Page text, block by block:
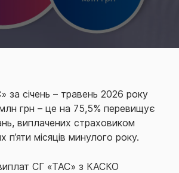
за січень – травень 2026 року
грн – це на 75,5% перевищує
виплачених страховиком
місяців минулого року.
СГ «ТАС» з КАСКО